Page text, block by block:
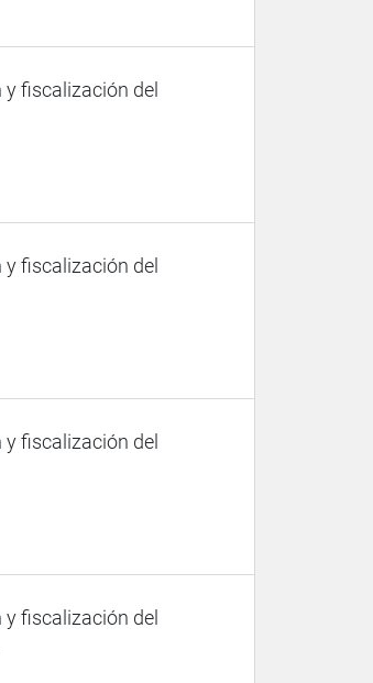
fiscalización del
fiscalización del
fiscalización del
fiscalización del